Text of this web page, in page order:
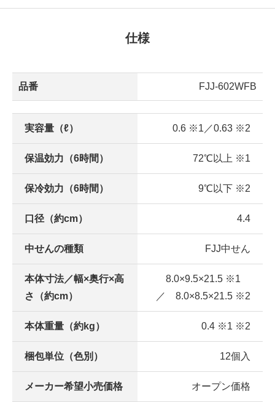
仕様
品番 FJJ-602WFB
実容量（ℓ） 0.6 ※1／0.63 ※2
保温効力（6時間） 72℃以上 ※1
保冷効力（6時間） 9℃以下 ※2
口径（約cm） 4.4
中せんの種類 FJJ中せん
本体寸法／幅×奥行×高
さ（約cm）
8.0×9.5×21.5 ※1
／ 8.0×8.5×21.5 ※2
本体重量（約kg） 0.4 ※1 ※2
梱包単位（色別） 12個入
メーカー希望小売価格 オープン価格